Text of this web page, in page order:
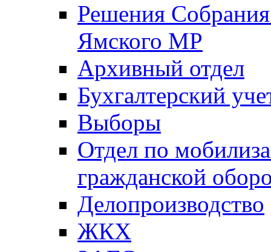
Решения
Ямского МР
Архивный отдел
Бухгалтерский
Выборы
Отдел по
гражданской
Делопроизводство
ЖКХ